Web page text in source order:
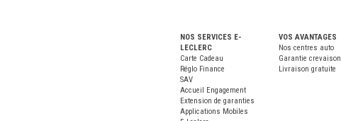
NOS SERVICES E-
LECLERC
Carte Cadeau
Réglo Finance
SAV
Accueil Engagement
Extension de garanties
Applications Mobiles
VOS AVANTAGES
Nos centres auto
Garantie crevaison
Livraison gratuite